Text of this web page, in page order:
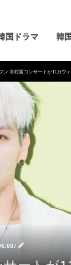
国ドラマ 韓
ン 非対面コンサートが11万ウ
/